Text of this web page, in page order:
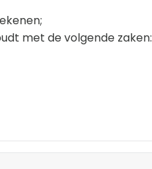
met de volgende zaken: